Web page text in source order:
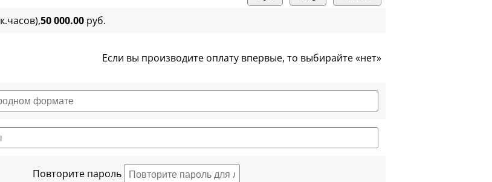
50 000.00руб.
Если вы производите оплату впервые, то выбирайте «нет»
Повторите пароль